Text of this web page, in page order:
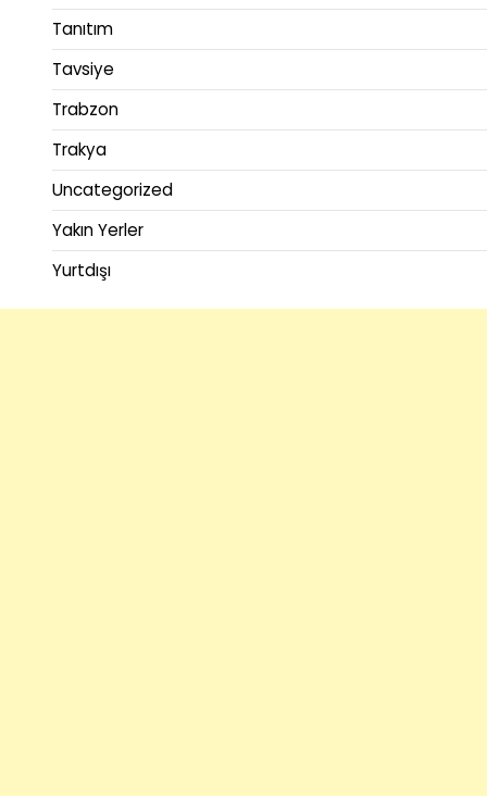
Tanıtım
Tavsiye
Trabzon
Trakya
Uncategorized
Yakın Yerler
Yurtdışı